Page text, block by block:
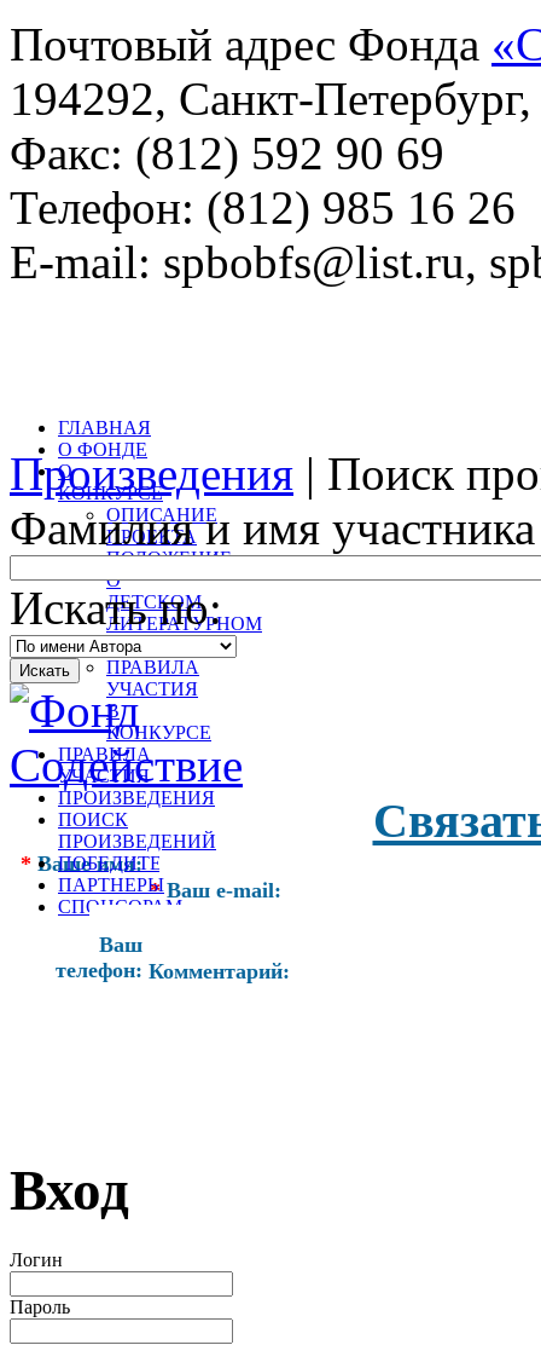
Почтовый адрес Фонда
194292, Санкт-
Факс: (812) 592 90 69
Телефон: (812) 985 16 26
E-mail: spbobfs@list.ru,
ГЛАВНАЯ
О ФОНДЕ
О
КОНКУРСЕ
ОПИСАНИЕ
ПРОЕКТА
ПОЛОЖЕНИЕ
О
ДЕТСКОМ
ЛИТЕРАТУРНОМ
КОНКУРСЕ
ПРАВИЛА
УЧАСТИЯ
В
КОНКУРСЕ
ПРАВИЛА
УЧАСТИЯ
ПРОИЗВЕДЕНИЯ
ПОИСК
ПРОИЗВЕДЕНИЙ
ПОБЕДИТЕЛИ
ПАРТНЕРЫ
СПОНСОРАМ
Произведения | Поиск
Фамилия и имя
Искать по:
* Ваше имя:
*Ваш e-mail:
Ваш
телефон: Комментарий:
Вход
Логин
Пароль